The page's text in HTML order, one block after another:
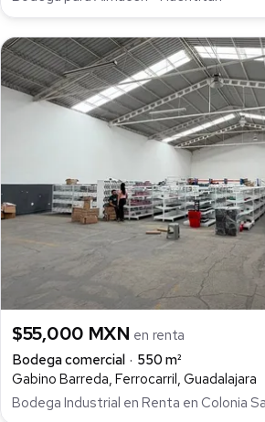
$55,000 MXN en renta
Bodega comercial
550 m²
Gabino Barreda, Ferrocarril, Guadalajara
Bodega Industrial en Renta en Colonia